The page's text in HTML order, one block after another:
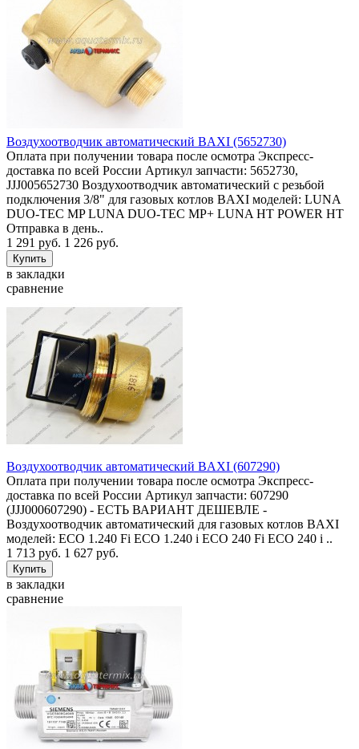
Воздухоотводчик автоматический BAXI (5652730)
Оплата при получении товара после осмотра Экспресс-
доставка по всей России Артикул запчасти: 5652730,
JJJ005652730 Воздухоотводчик автоматический с резьбой
подключения 3/8" для газовых котлов BAXI моделей: LUNA
DUO-TEC MP LUNA DUO-TEC MP+ LUNA HT POWER HT
Отправка в день..
1 291 руб. 1 226 руб.
в закладки
сравнение
Воздухоотводчик автоматический BAXI (607290)
Оплата при получении товара после осмотра Экспресс-
доставка по всей России Артикул запчасти: 607290
(JJJ000607290) - ЕСТЬ ВАРИАНТ ДЕШЕВЛЕ -
Воздухоотводчик автоматический для газовых котлов BAXI
моделей: ECO 1.240 Fi ECO 1.240 i ECO 240 Fi ECO 240 i ..
1 713 руб. 1 627 руб.
в закладки
сравнение